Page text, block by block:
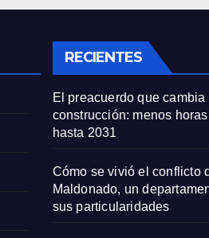
particularidades
RECIENTES
El preacuerdo que
construcción: menos
hasta 2031
Cómo se vivió el conflicto
Maldonado, un
sus particularidades